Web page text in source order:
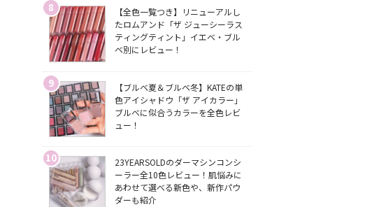
8
【全色一覧つき】リニューアルし
たロムアンド「ザ ジューシーラス
ティングティント」イエベ・ブル
ベ別にレビュー！
9
【ブルベ夏＆ブルベ冬】KATEの単
色アイシャドウ「ザ アイカラー」
ブルベに似合うカラーを全色レビ
ュー！
10
23YEARSOLDのダーマシンコンシ
ーラー全10色レビュー！肌悩みに
あわせて選べる新色や、新作パウ
ダーも紹介